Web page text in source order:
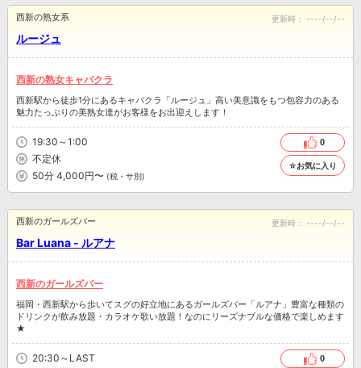
ルージュ
西新の熟女系 更新時： ----/--/--
西新の熟女キャバクラ
西新駅から徒歩1分にあるキャバクラ「ルージュ」高い美意識をもつ包容力のある
魅力たっぷりの美熟女達がお客様をお出迎えします！
19:30～1:00
不定休
50分 4,000円〜 (税・サ別)
0
☆お気に入り
Bar Luana - ルアナ
西新のガールズバー 更新時： ----/--/--
西新のガールズバー
福岡・西新駅から歩いてスグの好立地にあるガールズバー「ルアナ」豊富な種類の
ドリンクが飲み放題・カラオケ歌い放題！なのにリーズナブルな価格で楽しめます
★
20:30～LAST
0